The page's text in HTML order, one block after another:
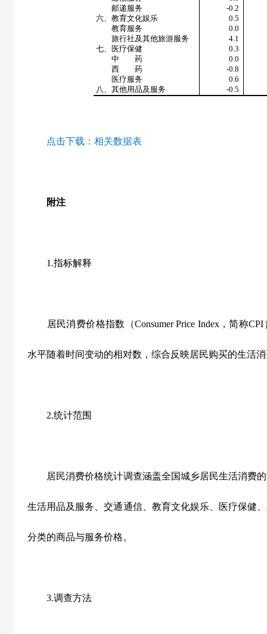
邮递服务
-0.2
六、教育文化娱乐
0.5
教育服务
0.0
旅行社及其他旅游服务
4.1
七、医疗保健
0.3
中 药
0.0
西 药
-0.8
医疗服务
0.6
八、其他用品及服务
-0.5
点击下载： 相关数据表
附注
1.指标解释
居民消费价格指数（Consumer Price Index，简称CPI
水平随着时间变动的相对数，综合反映居民购买的生活
2.统计范围
居民消费价格统计调查涵盖全国城乡居民生活消费的
生活用品及服务、交通通信、教育文化娱乐、医疗保健
分类的商品与服务价格。
3.调查方法